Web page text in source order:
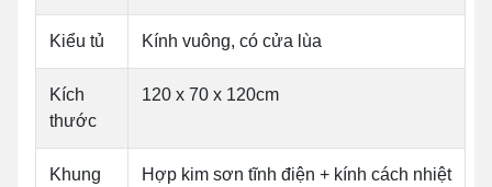
Kiểu tủ Kính vuông, có cửa lùa
Kích
thước
120 x 70 x 120cm
Khung
Hợp kim sơn tĩnh điện + kính cách nhiệt